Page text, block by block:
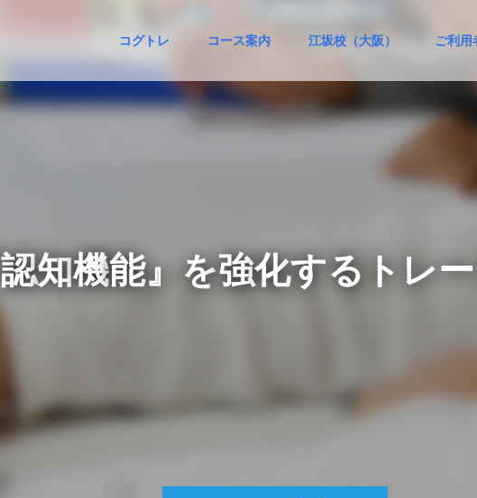
コグトレ コース案内 江坂校（大阪） ご利用
認知機能』 を強化する ト レー